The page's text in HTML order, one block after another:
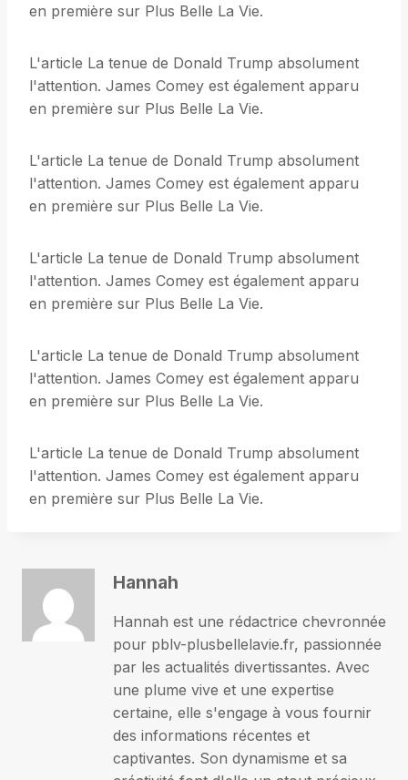
en première sur Plus Belle La Vie.
L'article La tenue de Donald Trump absolument
l'attention. James Comey est également apparu
en première sur Plus Belle La Vie.
L'article La tenue de Donald Trump absolument
l'attention. James Comey est également apparu
en première sur Plus Belle La Vie.
L'article La tenue de Donald Trump absolument
l'attention. James Comey est également apparu
en première sur Plus Belle La Vie.
L'article La tenue de Donald Trump absolument
l'attention. James Comey est également apparu
en première sur Plus Belle La Vie.
L'article La tenue de Donald Trump absolument
l'attention. James Comey est également apparu
en première sur Plus Belle La Vie.
Hannah
Hannah est une rédactrice chevronnée
pour pblv-plusbellelavie.fr, passionnée
par les actualités divertissantes. Avec
une plume vive et une expertise
certaine, elle s'engage à vous fournir
des informations récentes et
captivantes. Son dynamisme et sa